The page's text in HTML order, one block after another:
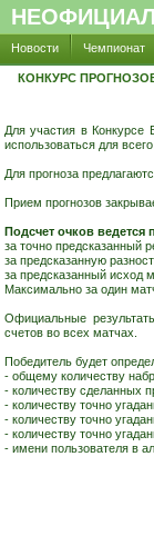
Новости Чемпионат
КОНКУРС
Для участия в
использоваться для
Для прогноза
Прием прогнозов
Подсчет очков ведется
за точно предсказанный
за предсказанную
за предсказанный исход
Максимально за один
Официальные
счетов во всех матчах.
Победитель будет
- общему количеству
- количеству сделанных
- количеству точно
- количеству точно
- количеству точно
- имени пользователя в